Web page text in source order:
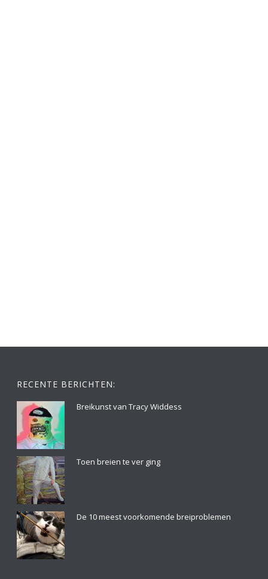
RECENTE BERICHTEN:
Breikunst van Tracy Widdess
Toen breien te ver ging
De 10 meest voorkomende breiproblemen